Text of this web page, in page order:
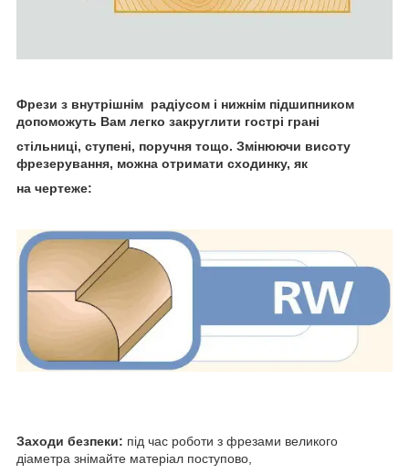
Фрези з внутрішнім радіусом і нижнім підшипником
допоможуть Вам легко закруглити гострі грані
стільниці, ступені, поручня тощо. Змінюючи висоту
фрезерування, можна отримати сходинку, як
на чертеже:
Заходи безпеки: під час роботи з фрезами великого
діаметра знімайте матеріал поступово,